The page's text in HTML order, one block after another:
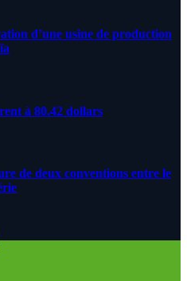
d’une usine de production
à 80.42 dollars
de deux conventions entre le